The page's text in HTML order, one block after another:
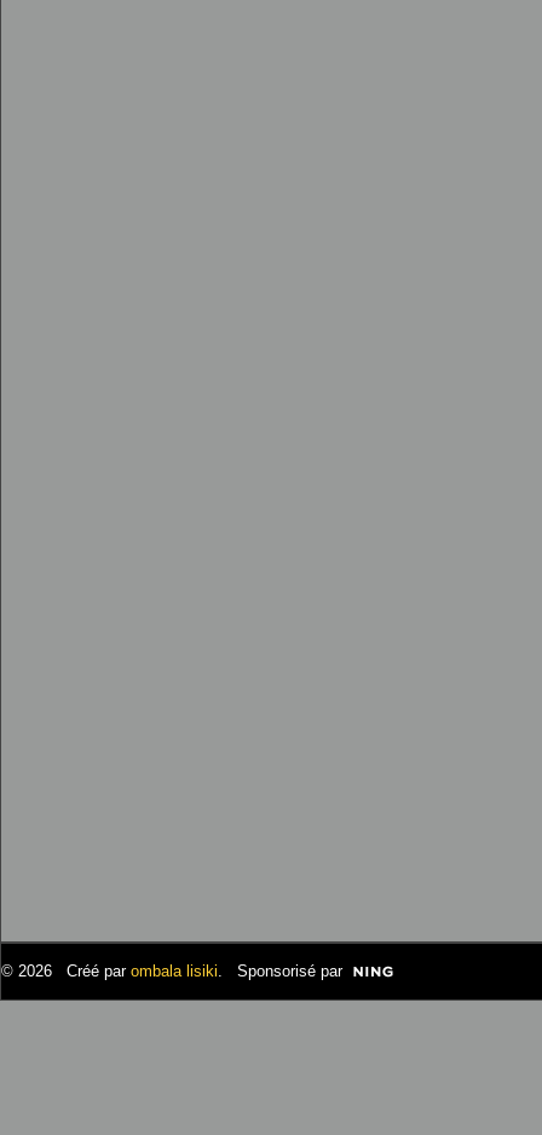
© 2026 Créé par ombala lisiki. Sponsorisé par